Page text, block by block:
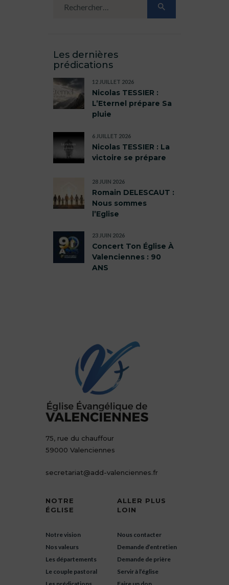
Les dernières
prédications
Nicolas TESSIER :
L’Eternel prépare Sa
pluie
12 JUILLET 2026
Nicolas TESSIER : La
victoire se prépare
6 JUILLET 2026
Romain DELESCAUT :
Nous sommes
l’Eglise
28 JUIN 2026
Concert Ton Église À
Valenciennes : 90
ANS
23 JUIN 2026
75, rue du chauffour
59000 Valenciennes
secretariat@add-valenciennes.fr
NOTRE
ÉGLISE
Notre vision
Nos valeurs
Les départements
Le couple pastoral
ALLER PLUS
LOIN
Nous contacter
Demande d’entretien
Demande de prière
Servir à l’église